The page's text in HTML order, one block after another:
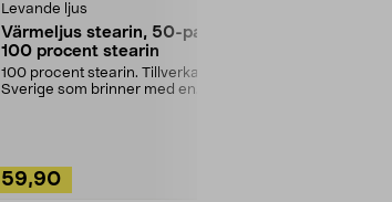
Levande ljus
Värmeljus stearin, 50-pack,
100 procent stearin
100 procent stearin. Tillverkade i
Sverige som brinner med en
59,90